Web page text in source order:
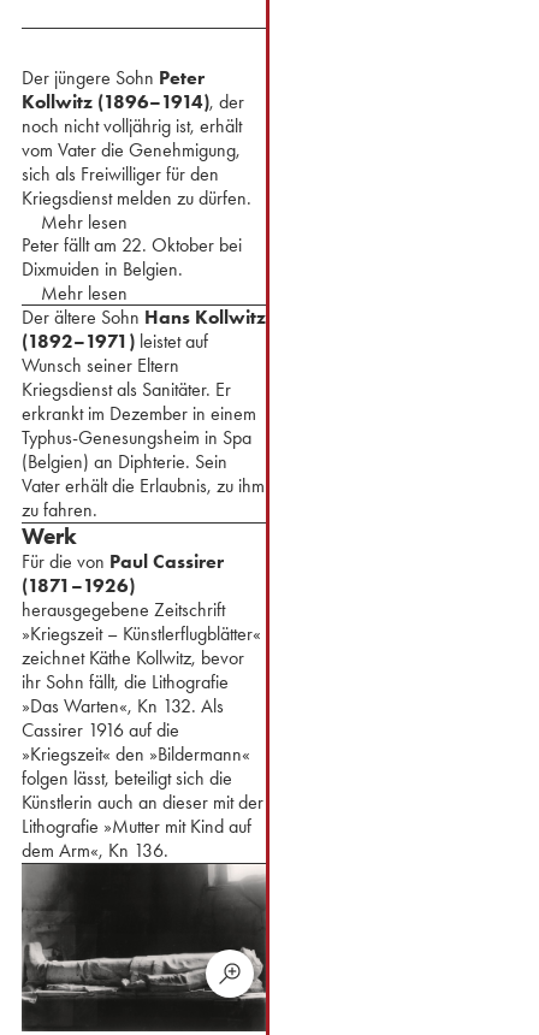
Der jüngere Sohn Peter
Kollwitz (1896–1914), der
noch nicht volljährig ist, erhält
vom Vater die Genehmigung,
sich als Freiwilliger für den
Kriegsdienst melden zu dürfen.
Mehr lesen
Peter fällt am 22. Oktober bei
Dixmuiden in Belgien.
Mehr lesen
Der ältere Sohn Hans Kollwitz
(1892–1971)leistet auf
Wunsch seiner Eltern
Kriegsdienst als Sanitäter. Er
erkrankt im Dezember in einem
Typhus-Genesungsheim in Spa
(Belgien) an Diphterie. Sein
Vater erhält die Erlaubnis, zu ihm
zu fahren.
Werk
Für die von Paul Cassirer
(1871–1926)
herausgegebene Zeitschrift
»Kriegszeit – Künstlerflugblätter«
zeichnet Käthe Kollwitz, bevor
ihr Sohn fällt, die Lithografie
»Das Warten«, Kn 132. Als
Cassirer 1916 auf die
»Kriegszeit« den »Bildermann«
folgen lässt, beteiligt sich die
Künstlerin auch an dieser mit der
Lithografie »Mutter mit Kind auf
dem Arm«, Kn 136.